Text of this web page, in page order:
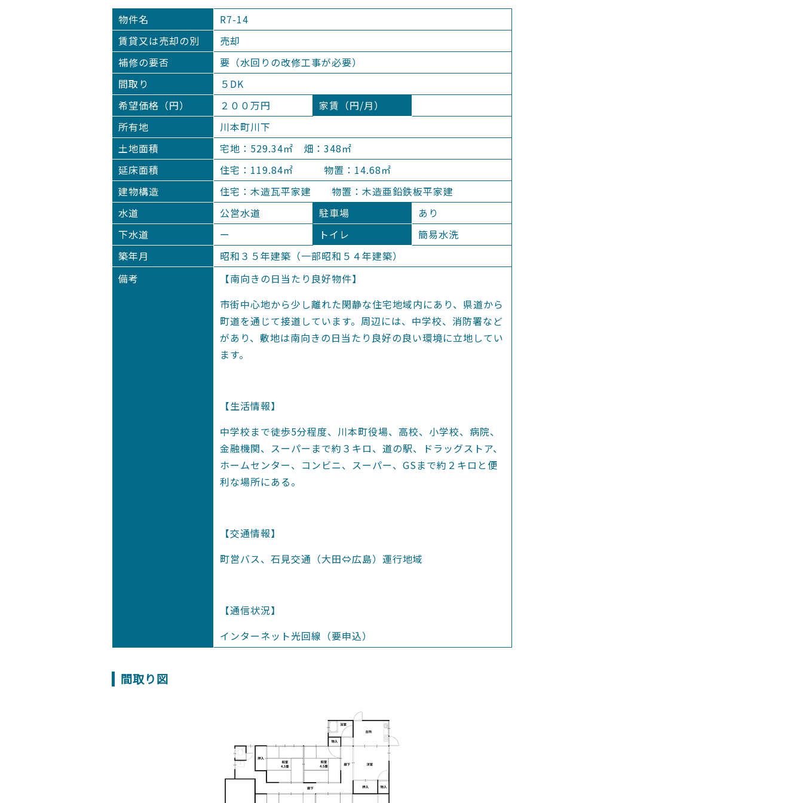
物件名
R7-14
賃貸又は売却の別
売却
補修の要否
要（水回りの改修工事が必要）
間取り
５DK
希望価格（円）
２００万円
家賃（円/月）
所有地
川本町川下
土地面積
宅地：529.34㎡ 畑：348㎡
延床面積
住宅：119.84㎡ 物置：14.68㎡
建物構造
住宅：木造瓦平家建 物置：木造亜鉛鉄板平家建
水道
公営水道 駐車場
あり
下水道
ー トイレ
簡易水洗
築年月
昭和３５年建築（一部昭和５４年建築）
備考
【南向きの日当たり良好物件】
市街中心地から少し離れた閑静な住宅地域内にあり、県道から
町道を通じて接道しています。周辺には、中学校、消防署など
があり、敷地は南向きの日当たり良好の良い環境に立地してい
ます。
【生活情報】
中学校まで徒歩5分程度、川本町役場、高校、小学校、病院、
金融機関、スーパーまで約３キロ、道の駅、ドラッグストア、
ホームセンター、コンビニ、スーパー、GSまで約２キロと便
利な場所にある。
【交通情報】
町営バス、石見交通（大田⇔広島）運行地域
【通信状況】
インターネット光回線（要申込）
間取り図